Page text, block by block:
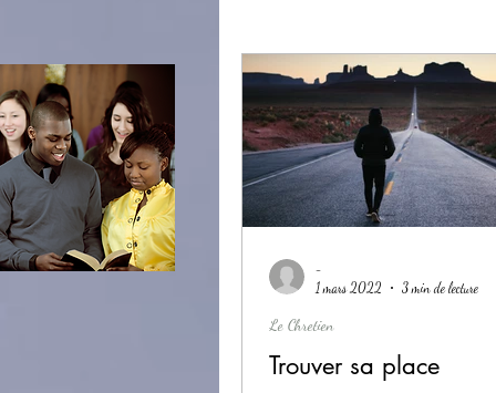
Le Chretien
Essais Késako
Trouver sa place
Le Chretien
-
1 mars 2022
3 min de lecture